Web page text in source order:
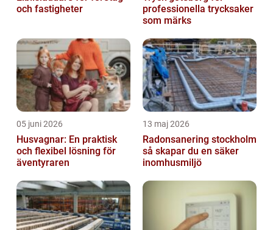
och fastigheter
professionella trycksaker
som märks
05 juni 2026
Husvagnar: En praktisk
och flexibel lösning för
äventyraren
13 maj 2026
Radonsanering stockholm
så skapar du en säker
inomhusmiljö